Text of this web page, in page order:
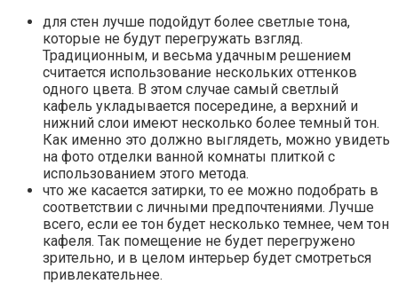
для стен лучше подойдут более светлые тона,
которые не будут перегружать взгляд.
Традиционным, и весьма удачным решением
считается использование нескольких оттенков
одного цвета. В этом случае самый светлый
кафель укладывается посередине, а верхний и
нижний слои имеют несколько более темный тон.
Как именно это должно выглядеть, можно увидеть
на фото отделки ванной комнаты плиткой с
использованием этого метода.
что же касается затирки, то ее можно подобрать в
соответствии с личными предпочтениями. Лучше
всего, если ее тон будет несколько темнее, чем тон
кафеля. Так помещение не будет перегружено
зрительно, и в целом интерьер будет смотреться
привлекательнее.